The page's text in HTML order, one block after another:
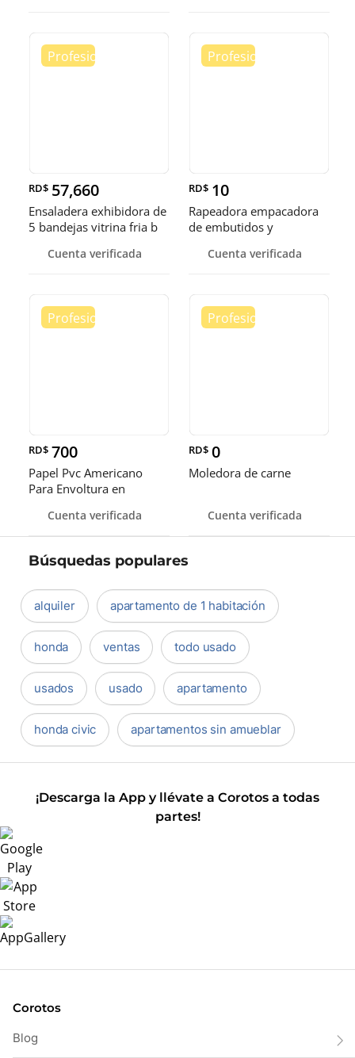
RD$ 57,660
Ensaladera exhibidora de
5 bandejas vitrina fria b
Cuenta verificada
RD$ 10
Rapeadora empacadora
de embutidos y
Cuenta verificada
RD$ 700
Papel Pvc Americano
Para Envoltura en
pulgadas
Cuenta verificada
RD$ 0
Moledora de carne
Cuenta verificada
Búsquedas populares
alquiler apartamento de 1 habitación
honda ventas todo usado
usados usado apartamento
honda civic apartamentos sin amueblar
¡Descarga la App y llévate a Corotos a todas
partes!
Corotos
Blog